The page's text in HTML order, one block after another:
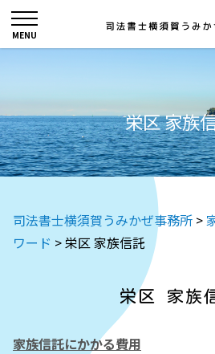
栄区 家族
司法書士横須賀うみかぜ事務所 >
ワード >栄区 家族信託
栄区 家族
家族信託にかかる費用